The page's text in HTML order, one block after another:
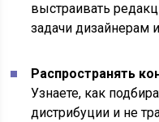
выстраивать
задачи дизайнерам
Распространять
Узнаете, как
дистрибуции и не